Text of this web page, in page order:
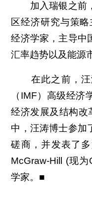
加入瑞银之前，
区经济研究与策
经济学家，主导中
汇率趋势以及能源
在此之前，汪
（IMF）高级经
经济发展及结构改
中，汪涛博士参加
磋商，并发表了
McGraw-Hill (现
学家。■